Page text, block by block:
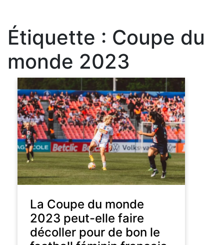
Étiquette : Coupe du
monde 2023
La Coupe du monde
2023 peut-elle faire
décoller pour de bon le